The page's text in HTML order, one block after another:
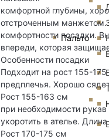
Пальто
комфортной глубины,
отстроченным манжетом.
комфортности посадки.
впереди, которая
Особенности посадки
Подходит на рост 155-
предплечья. Хорошо
Рост 155-163 см
при необходимости
укоротить в ателье.
Рост 170-175 см